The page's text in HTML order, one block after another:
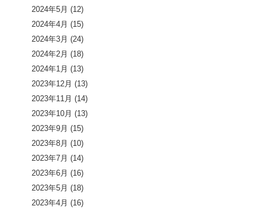
2024年5月 (12)
2024年4月 (15)
2024年3月 (24)
2024年2月 (18)
2024年1月 (13)
2023年12月 (13)
2023年11月 (14)
2023年10月 (13)
2023年9月 (15)
2023年8月 (10)
2023年7月 (14)
2023年6月 (16)
2023年5月 (18)
2023年4月 (16)